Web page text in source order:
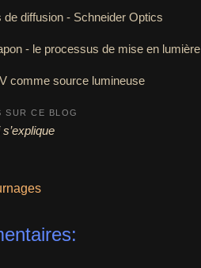
de diffusion - Schneider Optics
- le processus de mise en lumière
comme source lumineuse
SUR CE BLOG